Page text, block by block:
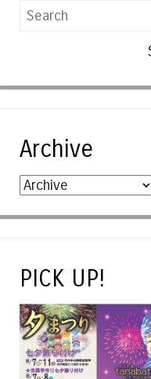
Search
Archive
PICK UP!